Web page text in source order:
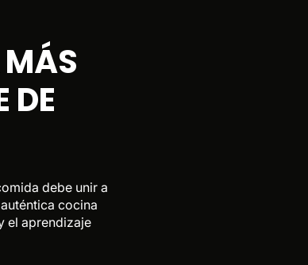
DE
debe unir a
cocina
el aprendizaje